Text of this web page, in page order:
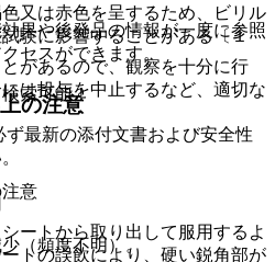
又は赤色を呈するため、ビリル
験に影響することがある〔１
の注意
意
ートから取り出して服用するよ
トの誤飲により、硬い鋭角部が
があるので、観察を十分に行
は投与を中止するなど、適切な
（頻度不明）。
果や後発品の情報が一度に参照
セスができます。
索可能！
最新の添付文書および安全性